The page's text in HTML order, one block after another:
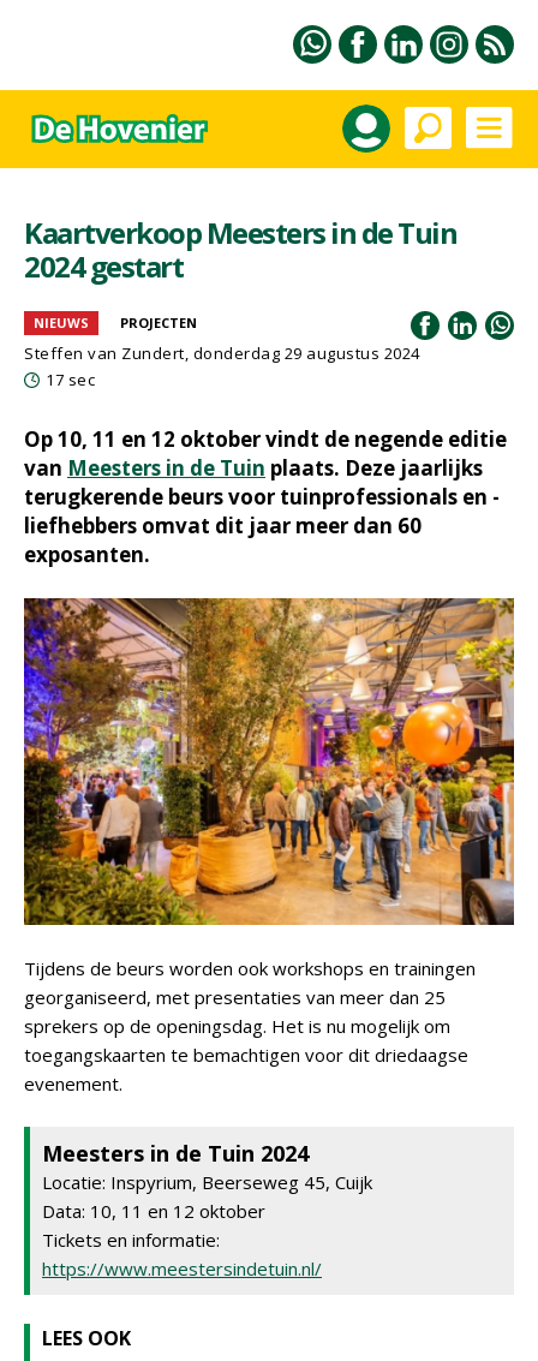
Kaartverkoop Meesters in de Tuin
2024 gestart
NIEUWS PROJECTEN
Steffen van Zundert, donderdag 29 augustus 2024
17 sec
Op 10, 11 en 12 oktober vindt de negende editie
van Meesters in de Tuin plaats. Deze jaarlijks
terugkerende beurs voor tuinprofessionals en -
liefhebbers omvat dit jaar meer dan 60
exposanten.
Tijdens de beurs worden ook workshops en trainingen
georganiseerd, met presentaties van meer dan 25
sprekers op de openingsdag. Het is nu mogelijk om
toegangskaarten te bemachtigen voor dit driedaagse
evenement.
Meesters in de Tuin 2024
Locatie: Inspyrium, Beerseweg 45, Cuijk
Data: 10, 11 en 12 oktober
Tickets en informatie:
https://www.meestersindetuin.nl/
LEES OOK